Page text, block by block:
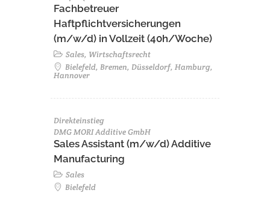
Fachbetreuer
Haftpflichtversicherungen
(m/w/d) in Vollzeit (40h/Woche)
Sales, Wirtschaftsrecht
Bielefeld, Bremen, Düsseldorf, Hamburg,
Hannover
Direkteinstieg
DMG MORI Additive GmbH
Sales Assistant (m/w/d) Additive
Manufacturing
Sales
Bielefeld